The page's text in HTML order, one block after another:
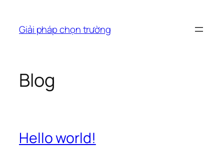
phầnGiải pháp chọn trường
Blog
Hello world!